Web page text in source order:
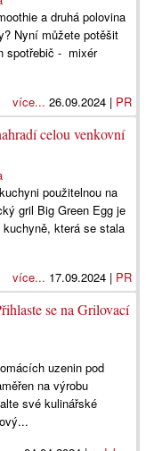
a druhá polovina
Nyní můžete potěšit
spotřebič - mixér
více... 26.09.2024 | PR
celou venkovní
použitelnou na
gril Big Green Egg je
která se stala
více... 17.09.2024 | PR
se na Grilovací
uzenin pod
na výrobu
své kulinářské